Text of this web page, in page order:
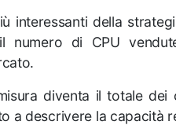
interessanti della
numero di CPU
diventa il totale dei
a descrivere la capacità